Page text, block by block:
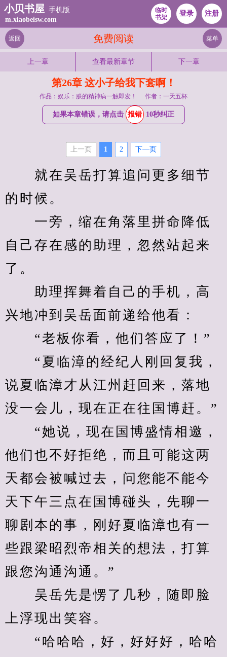
小贝书屋 手机版
m.xiaobeisw.com
临时
书架
登录 注册
免费阅读
返回 菜单
上一章 查看最新章节 下一章
第26章 这小子给我下套啊！
作品：娱乐：朕的精神病一触即发！ 作者：一天五杯
如果本章错误，请点击 报错 10秒纠正
上一页 1 2 下—页
就在吴岳打算追问更多细节
的时候。
一旁，缩在角落里拼命降低
自己存在感的助理，忽然站起来
了。
助理挥舞着自己的手机，高
兴地冲到吴岳面前递给他看：
“老板你看，他们答应了！”
“夏临漳的经纪人刚回复我，
说夏临漳才从江州赶回来，落地
没一会儿，现在正在往国博赶。”
“她说，现在国博盛情相邀，
他们也不好拒绝，而且可能这两
天都会被喊过去，问您能不能今
天下午三点在国博碰头，先聊一
聊剧本的事，刚好夏临漳也有一
些跟梁昭烈帝相关的想法，打算
跟您沟通沟通。”
吴岳先是愣了几秒，随即脸
上浮现出笑容。
“哈哈哈，好，好好好，哈哈